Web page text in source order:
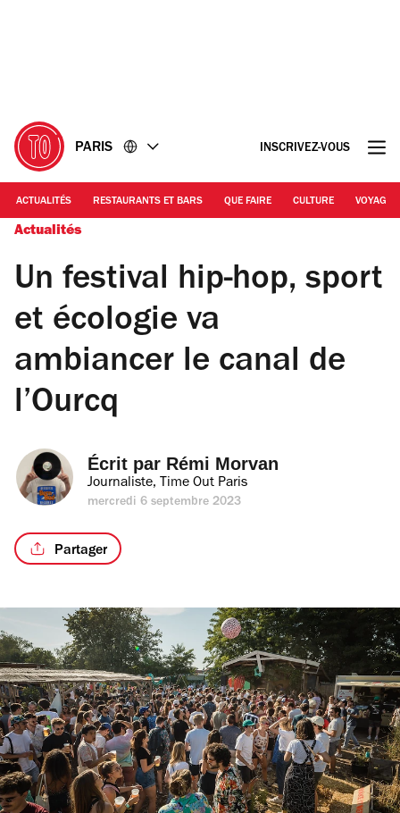
PARIS INSCRIVEZ-VOUS
ACTUALITÉS RESTAURANTS ET BARS QUE FAIRE CULTURE VOYAGE
Actualités
Un festival hip-hop, sport
et écologie va
ambiancer le canal de
l’Ourcq
Écrit par Rémi Morvan
Journaliste, Time Out Paris
mercredi 6 septembre 2023
Partager